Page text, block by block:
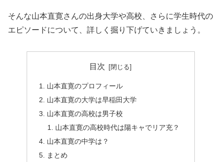
そんな山本直寛さんの出身大学や高校、さらに学生時代の
エピソードについて、詳しく掘り下げていきましょう。
目次
山本直寛のプロフィール
山本直寛の大学は早稲田大学
山本直寛の高校は男子校
山本直寛の高校時代は陽キャでリア充？
山本直寛の中学は？
まとめ